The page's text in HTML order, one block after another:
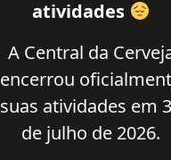
atividades
A Central da
encerrou
suas atividades em
de julho de 2026.